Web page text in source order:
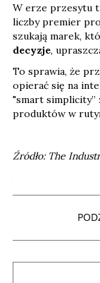
W erze przesytu
liczby premier
szukają marek,
decyzje,
To sprawia, że
opierać się na
"smart simplicity”
produktów w
Źródło: The